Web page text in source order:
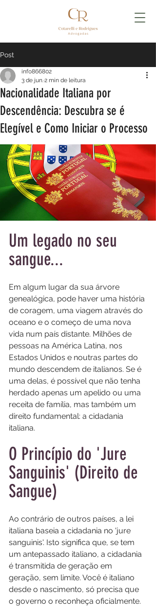
Post
Nacionalidade Italiana por
Descendência: Descubra se é
Elegível e Como Iniciar o Processo
info866802
3 de jun.2 min de leitura
Um legado no seu
sangue...
Em algum lugar da sua árvore
genealógica, pode haver uma história
de coragem, uma viagem através do
oceano e o começo de uma nova
vida num país distante. Milhões de
pessoas na América Latina, nos
Estados Unidos e noutras partes do
mundo descendem de italianos. Se é
uma delas, é possível que não tenha
herdado apenas um apelido ou uma
receita de família, mas também um
direito fundamental: a cidadania
italiana.
O Princípio do 'Jure
Sanguinis' (Direito de
Sangue)
Ao contrário de outros países, a lei
italiana baseia a cidadania no 'jure
sanguinis'. Isto significa que, se tem
um antepassado italiano, a cidadania
é transmitida de geração em
geração, sem limite. Você é italiano
desde o nascimento, só precisa que
o governo o reconheça oficialmente.